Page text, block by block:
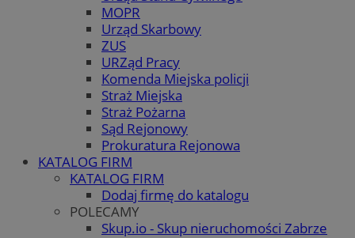
MOPR
Urząd Skarbowy
ZUS
URZąd Pracy
Komenda Miejska policji
Straż Miejska
Straż Pożarna
Sąd Rejonowy
Prokuratura Rejonowa
KATALOG FIRM
KATALOG FIRM
Dodaj firmę do katalogu
POLECAMY
Skup.io - Skup nieruchomości Zabrze